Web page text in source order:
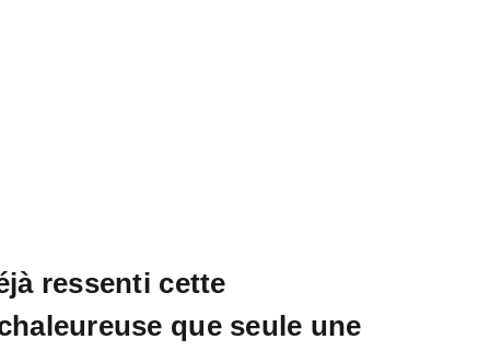
ressenti cette
que seule une